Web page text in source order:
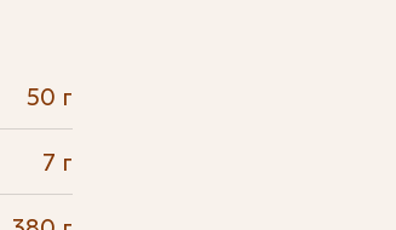
50 г
7 г